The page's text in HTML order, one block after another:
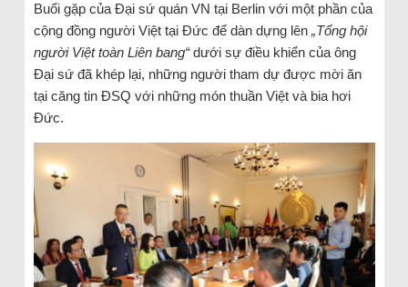
Buổi gặp của Đại sứ quán VN tại Berlin với một phần của
cộng đồng người Việt tại Đức để dàn dựng lên „Tổng hội
người Việt toàn Liên bang“dưới sự điều khiển của ông
Đại sứ đã khép lại, những người tham dự được mời ăn
tại căng tin ĐSQ với những món thuần Việt và bia hơi
Đức.